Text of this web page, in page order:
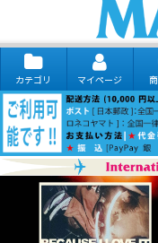
カテゴリ マイページ